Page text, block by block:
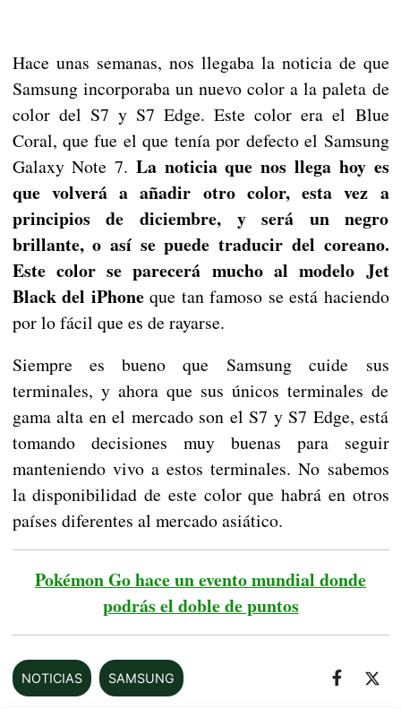
Hace unas semanas, nos llegaba la noticia de que
Samsung incorporaba un nuevo color a la paleta de
color del S7 y S7 Edge. Este color era el Blue
Coral, que fue el que tenía por defecto el Samsung
Galaxy Note 7. La noticia que nos llega hoy es
que volverá a añadir otro color, esta vez a
principios de diciembre, y será un negro
brillante, o así se puede traducir del coreano.
Este color se parecerá mucho al modelo Jet
Black del iPhoneque tan famoso se está haciendo
por lo fácil que es de rayarse.
Siempre es bueno que Samsung cuide sus
terminales, y ahora que sus únicos terminales de
gama alta en el mercado son el S7 y S7 Edge, está
tomando decisiones muy buenas para seguir
manteniendo vivo a estos terminales. No sabemos
la disponibilidad de este color que habrá en otros
países diferentes al mercado asiático.
Pokémon Go hace un evento mundial donde
podrás el doble de puntos
NOTICIAS SAMSUNG